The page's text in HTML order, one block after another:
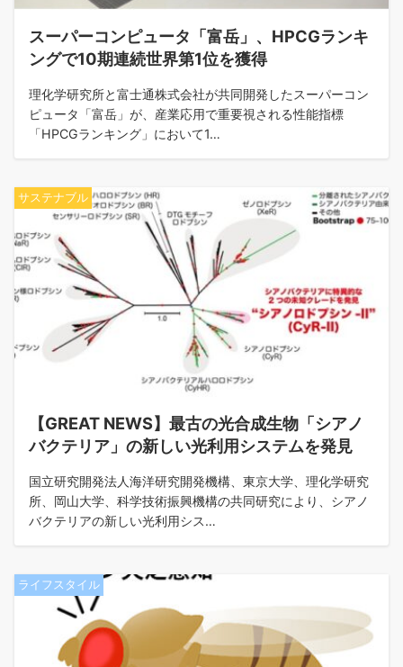
スーパーコンピュータ「富岳」、HPCGランキ
ングで10期連続世界第1位を獲得
理化学研究所と富士通株式会社が共同開発したスーパーコン
ピュータ「富岳」が、産業応用で重要視される性能指標
「HPCGランキング」において1…
サステナブル
【GREAT NEWS】最古の光合成生物「シアノ
バクテリア」の新しい光利用システムを発見
国立研究開発法人海洋研究開発機構、東京大学、理化学研究
所、岡山大学、科学技術振興機構の共同研究により、シアノ
バクテリアの新しい光利用シス…
ライフスタイル